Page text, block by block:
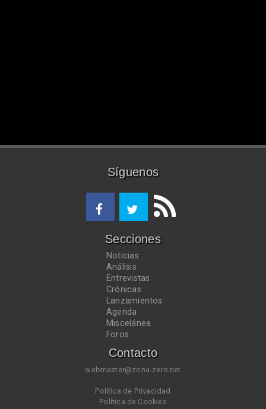
Síguenos
Secciones
Noticias
Análisis
Entrevistas
Crónicas
Lanzamientos
Agenda
Miscelánea
Foros
Contacto
webmaster@zona-zero.net
Política de Privacidad
Política de Cookies